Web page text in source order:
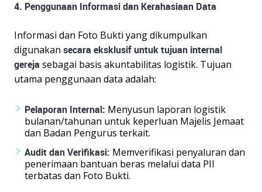
4. Penggunaan Informasi dan Kerahasiaan Data
Informasi dan Foto Bukti yang dikumpulkan
digunakan secara eksklusif untuk tujuan internal
gereja sebagai basis akuntabilitas logistik. Tujuan
utama penggunaan data adalah:
Pelaporan Internal: Menyusun laporan logistik
bulanan/tahunan untuk keperluan Majelis Jemaat
dan Badan Pengurus terkait.
Audit dan Verifikasi: Memverifikasi penyaluran dan
penerimaan bantuan beras melalui data PII
terbatas dan Foto Bukti.